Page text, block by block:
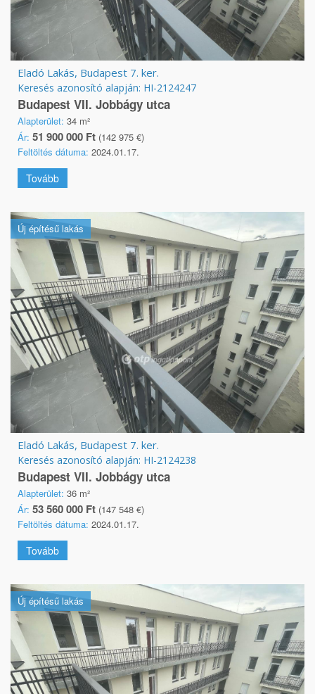
Eladó Lakás, Budapest 7. ker.
Keresés azonosító alapján: HI-2124247
Budapest VII. Jobbágy utca
Alapterület: 34 m²
Ár: 51 900 000 Ft (142 975 €)
Feltöltés dátuma: 2024.01.17.
Tovább
Új építésű lakás
Eladó Lakás, Budapest 7. ker.
Keresés azonosító alapján: HI-2124238
Budapest VII. Jobbágy utca
Alapterület: 36 m²
Ár: 53 560 000 Ft (147 548 €)
Feltöltés dátuma: 2024.01.17.
Tovább
Új építésű lakás